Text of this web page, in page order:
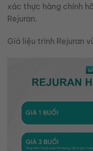
xác thực hàng chính
Rejuran.
Giá liệu trình Rejuran